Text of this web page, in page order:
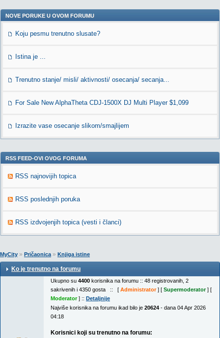
NOVE PORUKE U OVOM FORUMU
Koju pesmu trenutno slusate?
Istina je ...
Trenutno stanje/ misli/ aktivnosti/ osecanja/ secanja...
For Sale New AlphaTheta CDJ-1500X DJ Multi Player $1,099
Izrazite vase osecanje slikom/smajlijem
RSS FEED-OVI OVOG FORUMA
RSS najnovijih topica
RSS poslednjih poruka
RSS izdvojenjih topica (vesti i članci)
MyCity » Pričaonica» Knjiga istine
Ko je trenutno na forumu
Ukupno su 4400 korisnika na forumu :: 48 registrovanih, 2
sakrivenih i 4350 gosta :: [ Administrator] [ Supermoderator] [
Moderator] :: Detaljnije
Najviše korisnika na forumu ikad bilo je 20624 - dana 04 Apr 2026
04:18
Korisnici koji su trenutno na forumu: